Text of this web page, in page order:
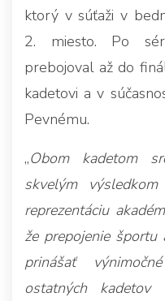
ktorý v súťaži v
2. miesto. Po
prebojoval až do
kadetovi a v
Pevnému.
„Obom kadetom
skvelým
reprezentáciu
že prepojenie športu
prinášať
ostatných kadetov